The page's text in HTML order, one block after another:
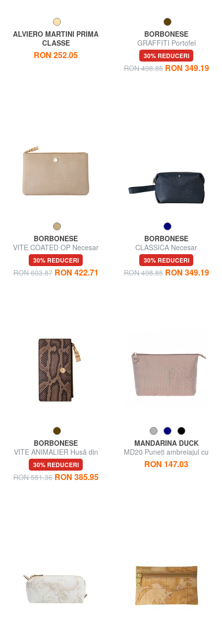
ALVIERO MARTINI PRIMA
CLASSE
ALVIERO MARTINI 1 ^ CLASA
Necessaire print GEO
RON 252.05
BORBONESE
GRAFFITI Portofel
30% REDUCERI
RON 498.85 RON 349.19
BORBONESE
VITE COATED OP Necesar
30% REDUCERI
RON 603.87 RON 422.71
BORBONESE
CLASSICA Necesar
30% REDUCERI
RON 498.85 RON 349.19
BORBONESE
VITE ANIMALIER Husă din
piele
30% REDUCERI
RON 551.36 RON 385.95
MANDARINA DUCK
MD20 Puneți ambreiajul cu
mâna
RON 147.03